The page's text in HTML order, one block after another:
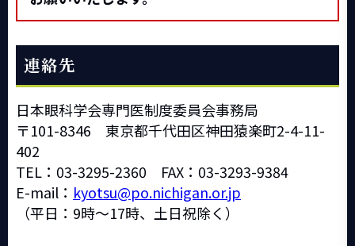
連絡先
日本眼科学会専門医制度委員会事務局
〒101-8346 東京都千代田区神田猿楽町2-4-11-
402
TEL：03-3295-2360 FAX：03-3293-9384
E-mail： kyotsu@po.nichigan.or.jp
（平日：9時～17時、土日祝除く）